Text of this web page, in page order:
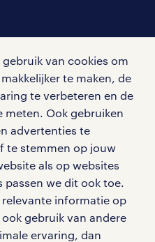
van cookies om
te maken, de
te verbeteren en de
Ook gebruiken
advertenties te
te stemmen op jouw
als op websites
passen we dit ook toe.
informatie op
gebruik van andere
ervaring, dan
omtrent